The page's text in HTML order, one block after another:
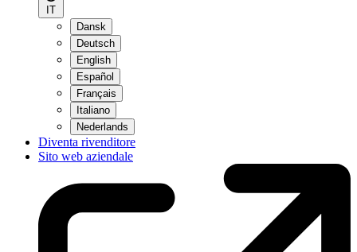
IT
Dansk
Deutsch
English
Español
Français
Italiano
Nederlands
Diventa rivenditore
Sito web aziendale